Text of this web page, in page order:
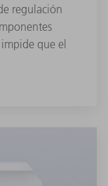
regulación
que el